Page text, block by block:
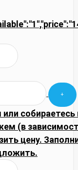
собираетесь
(в
цену.